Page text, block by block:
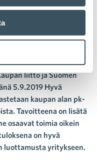
liitto ja Suomen
5.9.2019 Hyvä
kaupan alan pk-
Tavoitteena on lisätä
osaavat toimia oikein
on hyvä
luottamusta yritykseen.